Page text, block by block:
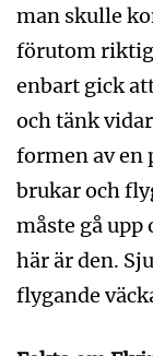
man skulle
förutom
enbart gick
och tänk
formen av en
brukar och
måste gå upp
här är den.
flygande